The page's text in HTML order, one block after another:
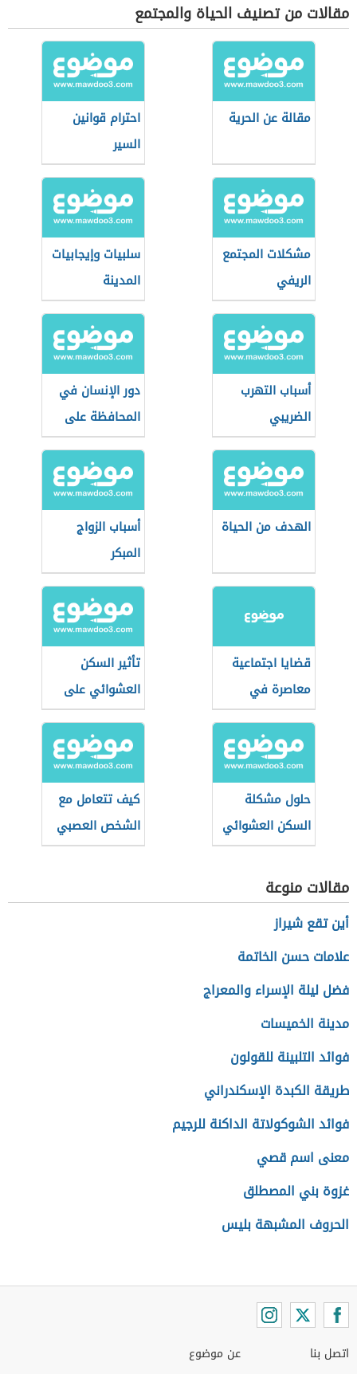
مقالات من تصنيف الحياة والمجتمع
مقالة عن الحرية
احترام قوانين
السير
مشكلات المجتمع
الريفي
سلبيات وإيجابيات
المدينة
أسباب التهرب
الضريبي
دور الإنسان في
المحافظة على
التوازن البيئي
الهدف من الحياة
أسباب الزواج
المبكر
قضايا اجتماعية
معاصرة في
المجتمع العربي
تأثير السكن
العشوائي على
الأفراد
حلول مشكلة
السكن العشوائي
كيف تتعامل مع
الشخص العصبي
في رمضان؟
مقالات منوعة
أين تقع شيراز
علامات حسن الخاتمة
فضل ليلة الإسراء والمعراج
مدينة الخميسات
فوائد التلبينة للقولون
طريقة الكبدة الإسكندراني
فوائد الشوكولاتة الداكنة للرجيم
معنى اسم قصي
غزوة بني المصطلق
الحروف المشبهة بليس
اتصل بنا عن موضوع